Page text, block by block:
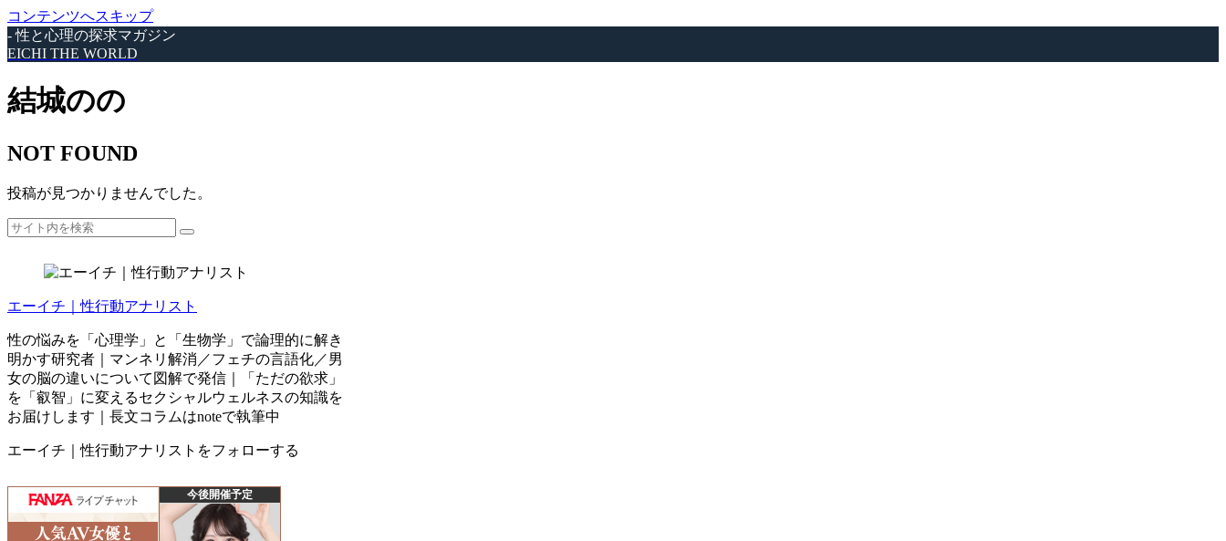
コンテンツへスキップ
- 性と心理の探求マガジン
EICHI THE WORLD
結城のの
NOT FOUND
投稿が見つかりませんでした。
エーイチ｜性行動アナリスト
性の悩みを「心理学」と「生物学」で論理的に解き
明かす研究者｜マンネリ解消／フェチの言語化／男
女の脳の違いについて図解で発信｜「ただの欲求」
を「叡智」に変えるセクシャルウェルネスの知識を
お届けします｜長文コラムはnoteで執筆中
エーイチ｜性行動アナリストをフォローする